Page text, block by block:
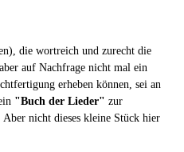
die wortreich und zurecht die
auf Nachfrage nicht mal ein
erheben können, sei an
"Buch der Lieder" zur
nicht dieses kleine Stück hier